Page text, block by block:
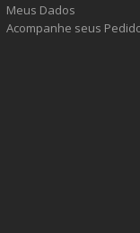
Meus Dados
Acompanhe seus